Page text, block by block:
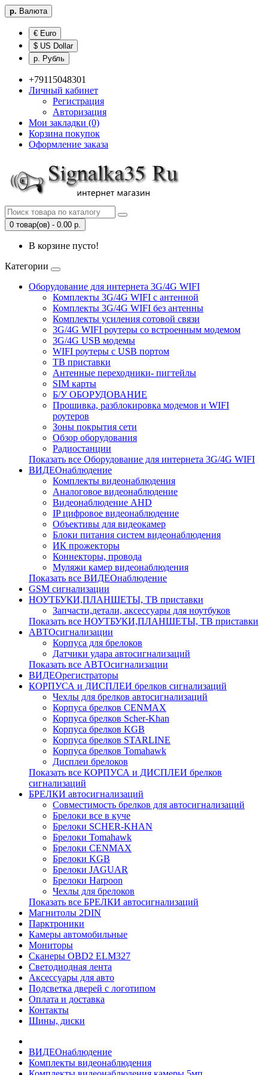
р. Валюта
€ Euro
$ US Dollar
р. Рубль
+79115048301
Личный кабинет
Регистрация
Авторизация
Мои закладки (0)
Корзина покупок
Оформление заказа
0 товар(ов) - 0.00 р.
В корзине пусто!
Категории
Оборудование для интернета 3G/4G WIFI
Комплекты 3G/4G WIFI с антенной
Комплекты 3G/4G WIFI без антенны
Комплекты усиления сотовой связи
3G/4G WIFI роутеры со встроенным модемом
3G/4G USB модемы
WIFI роутеры с USB портом
ТВ приставки
Антенные переходники- пигтейлы
SIM карты
Б/У ОБОРУДОВАНИЕ
Прошивка, разблокировка модемов и WIFI
роутеров
Зоны покрытия сети
Обзор оборудования
Радиостанции
Показать все Оборудование для интернета 3G/4G WIFI
ВИДЕОнаблюдение
Комплекты видеонаблюдения
Аналоговое видеонаблюдение
Видеонаблюдение AHD
IP цифровое видеонаблюдение
Объективы для видеокамер
Блоки питания систем видеонаблюдения
ИК прожекторы
Коннекторы, провода
Муляжи камер видеонаблюдения
Показать все ВИДЕОнаблюдение
GSM сигнализации
НОУТБУКИ,ПЛАНШЕТЫ, ТВ приставки
Запчасти,детали, аксессуары для ноутбуков
Показать все НОУТБУКИ,ПЛАНШЕТЫ, ТВ приставки
АВТОсигнализации
Корпуса для брелоков
Датчики удара автосигнализаций
Показать все АВТОсигнализации
ВИДЕОрегистраторы
КОРПУСА и ДИСПЛЕИ брелков сигнализаций
Чехлы для брелков автосигнализаций
Корпуса брелков CENMAX
Корпуса брелков Scher-Khan
Корпуса брелков KGB
Корпуса брелков STARLINE
Корпуса брелков Tomahawk
Дисплеи брелоков
Показать все КОРПУСА и ДИСПЛЕИ брелков
сигнализаций
БРЕЛКИ автосигнализаций
Совместимость брелков для автосигнализаций
Брелоки все в куче
Брелоки SCHER-KHAN
Брелоки Tomahawk
Брелоки CENMAX
Брелоки KGB
Брелоки JAGUAR
Брелоки Harpoon
Чехлы для брелоков
Показать все БРЕЛКИ автосигнализаций
Магнитолы 2DIN
Парктроники
Камеры автомобильные
Мониторы
Сканеры OBD2 ELM327
Светодиодная лента
Аксессуары для авто
Подсветка дверей с логотипом
Оплата и доставка
Контакты
Шины, диски
ВИДЕОнаблюдение
Комплекты видеонаблюдения